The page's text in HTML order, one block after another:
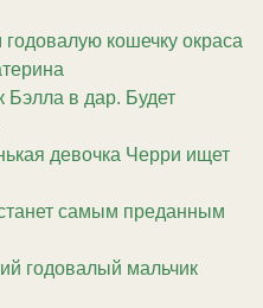
кошечку окраса
Бэлла в дар. Будет
девочка Черри ищет
самым преданным
годовалый мальчик